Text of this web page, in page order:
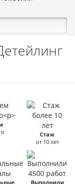
Стаж
от 10 лет
Выполнили